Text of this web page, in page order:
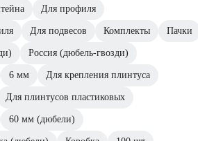
Для профиля
Для подвесов Комплекты Пачки
Россия (дюбель-гвозди)
6 мм Для крепления плинтуса
Для плинтусов пластиковых
60 мм (дюбели)